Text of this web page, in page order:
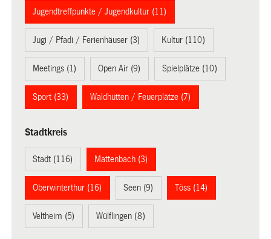
Jugendtreffpunkte / Jugendkultur (11)
Jugi / Pfadi / Ferienhäuser (3) Kultur (110)
Meetings (1) Open Air (9) Spielplätze (10)
Sport (33) Waldhütten / Feuerplätze (7)
Stadtkreis
Stadt (116) Mattenbach (3)
Oberwinterthur (16) Seen (9) Töss (14)
Veltheim (5) Wülflingen (8)